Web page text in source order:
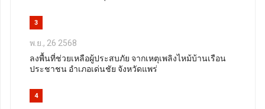
3
พ.ย., 26 2568
ลงพื้นที่ช่วยเหลือผู้ประสบภัย จากเหตุเพลิงไหม้บ้านเรือน
ประชาชน อำเภอเด่นชัย จังหวัดแพร่
4